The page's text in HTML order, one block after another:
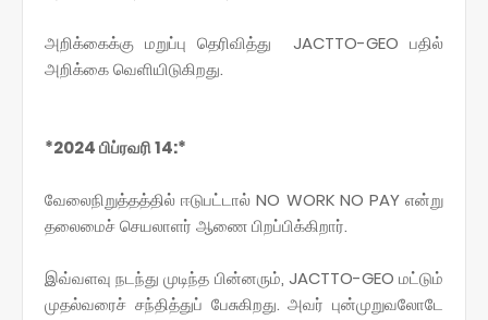
அறிக்கைக்கு மறுப்பு தெரிவித்து JACTTO-GEO பதில்
அறிக்கை வெளியிடுகிறது.
*2024 பிப்ரவரி 14:*
வேலைநிறுத்தத்தில் ஈடுபட்டால் NO WORK NO PAY என்று
தலைமைச் செயலாளர் ஆணை பிறப்பிக்கிறார்.
இவ்வளவு நடந்து முடிந்த பின்னரும், JACTTO-GEO மட்டும்
முதல்வரைச் சந்தித்துப் பேசுகிறது. அவர் புன்முறுவலோடே